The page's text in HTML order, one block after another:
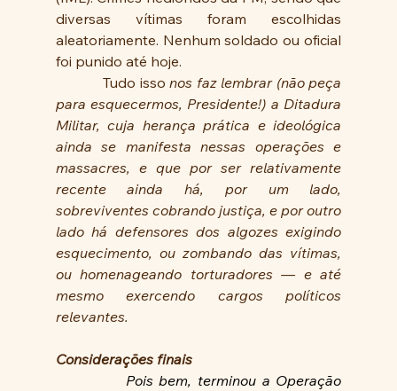
diversas vítimas foram escolhidas
aleatoriamente. Nenhum soldado ou oficial
foi punido até hoje.
Tudo isso nos faz lembrar (não peça
para esquecermos, Presidente!) a Ditadura
Militar, cuja herança prática e ideológica
ainda se manifesta nessas operações e
massacres, e que por ser relativamente
recente ainda há, por um lado,
sobreviventes cobrando justiça, e por outro
lado há defensores dos algozes exigindo
esquecimento, ou zombando das vítimas,
ou homenageando torturadores — e até
mesmo exercendo cargos políticos
relevantes.
Considerações finais
Pois bem, terminou a Operação